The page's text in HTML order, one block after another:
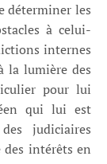
déterminer les
à celui-
internes
la lumière des
pour lui
qui lui est
judiciaires
intérêts en